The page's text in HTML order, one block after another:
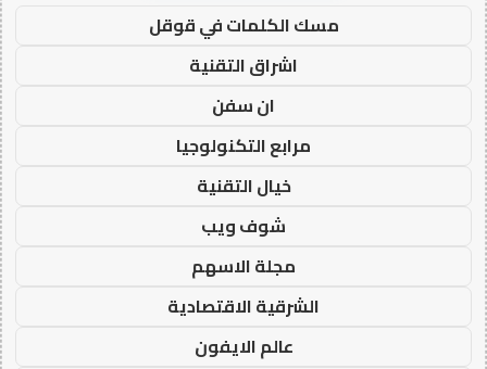
مسك الكلمات في قوقل
اشراق التقنية
ان سفن
مرابع التكنولوجيا
خيال التقنية
شوف ويب
مجلة الاسهم
الشرقية الاقتصادية
عالم الايفون